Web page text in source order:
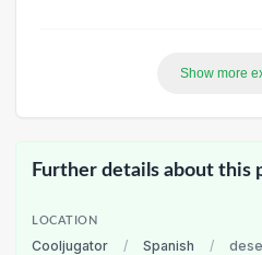
Show more
Further details about this
LOCATION
Cooljugator / Spanish /